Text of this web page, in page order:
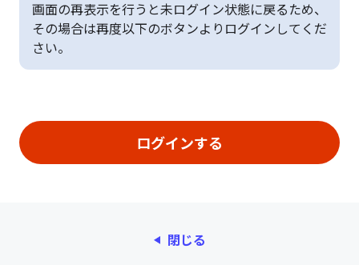
画面の再表示を行うと未ログイン状態に戻るため、
その場合は再度以下のボタンよりログインしてくだ
さい。
閉じる